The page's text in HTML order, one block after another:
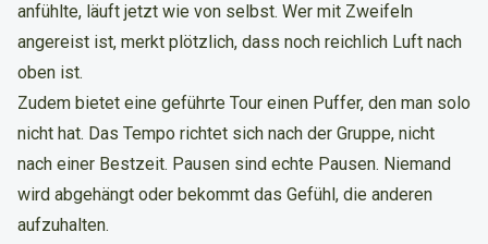
anfühlte, läuft jetzt wie von selbst. Wer mit Zweifeln
angereist ist, merkt plötzlich, dass noch reichlich Luft nach
oben ist.
Zudem bietet eine geführte Tour einen Puffer, den man solo
nicht hat. Das Tempo richtet sich nach der Gruppe, nicht
nach einer Bestzeit. Pausen sind echte Pausen. Niemand
wird abgehängt oder bekommt das Gefühl, die anderen
aufzuhalten.